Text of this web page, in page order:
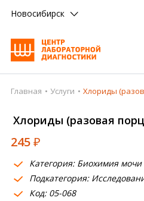
Новосибирск
Главная
Анализы
Врачи
Получить результат
Пациентам
Главная Услуги Хлориды
Хлориды (разовая
245₽
Категория: Биохимия мочи
Подкатегория:
Код: 05-068